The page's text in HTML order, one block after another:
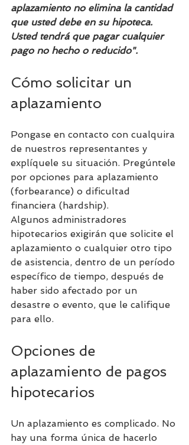
aplazamiento no elimina la cantidad
que usted debe en su hipoteca.
Usted tendrá que pagar cualquier
pago no hecho o reducido".
Cómo solicitar un
aplazamiento
Pongase en contacto con cualquira
de nuestros representantes y
explíquele su situación. Pregúntele
por opciones para aplazamiento
(forbearance) o dificultad
financiera (hardship).
Algunos administradores
hipotecarios exigirán que solicite el
aplazamiento o cualquier otro tipo
de asistencia, dentro de un período
específico de tiempo, después de
haber sido afectado por un
desastre o evento, que le califique
para ello.
Opciones de
aplazamiento de pagos
hipotecarios
Un aplazamiento es complicado. No
hay una forma única de hacerlo